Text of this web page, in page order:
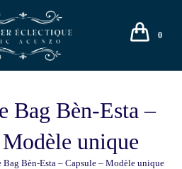
0
Bag Bèn-Esta –
unique
Bag Bèn-Esta – Capsule – Modèle unique